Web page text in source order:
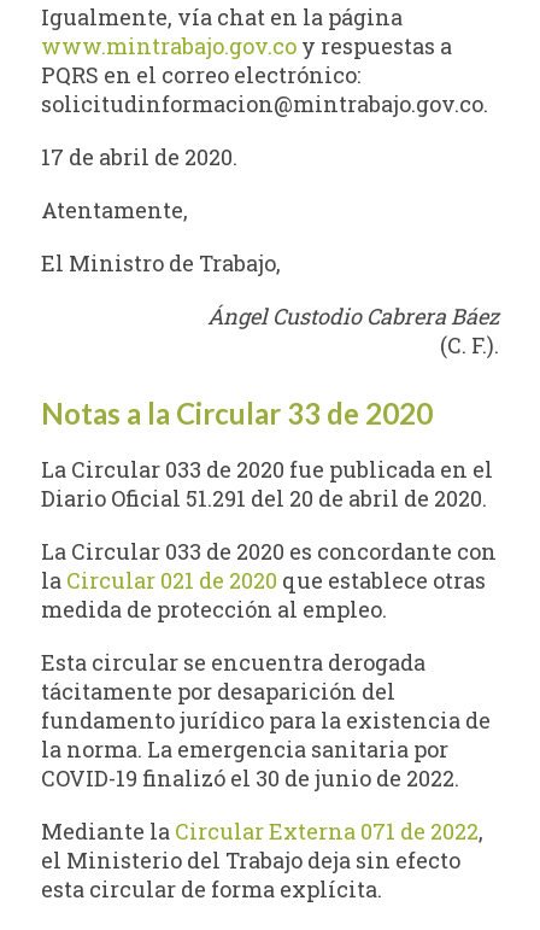
Igualmente, vía chat en la página
www.mintrabajo.gov.co y respuestas a
PQRS en el correo electrónico:
solicitudinformacion@mintrabajo.gov.co.
17 de abril de 2020.
Atentamente,
El Ministro de Trabajo,
Ángel Custodio Cabrera Báez
(C. F.).
Notas a la Circular 33 de 2020
La Circular 033 de 2020 fue publicada en el
Diario Oficial 51.291 del 20 de abril de 2020.
La Circular 033 de 2020 es concordante con
la Circular 021 de 2020 que establece otras
medida de protección al empleo.
Esta circular se encuentra derogada
tácitamente por desaparición del
fundamento jurídico para la existencia de
la norma. La emergencia sanitaria por
COVID-19 finalizó el 30 de junio de 2022.
Mediante la Circular Externa 071 de 2022,
el Ministerio del Trabajo deja sin efecto
esta circular de forma explícita.